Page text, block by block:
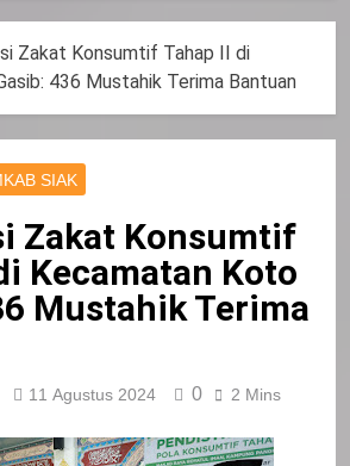
Zakat Konsumtif Tahap II di
436 Mustahik Terima Bantuan
SIAK
Zakat Konsumtif
Kecamatan Koto
Mustahik Terima
11 Agustus 2024 0 2 Mins